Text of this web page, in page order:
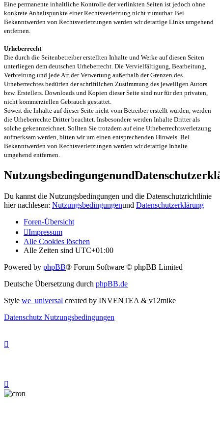
Eine permanente inhaltliche Kontrolle der verlinkten Seiten ist jedoch ohne
konkrete Anhaltspunkte einer Rechtsverletzung nicht zumutbar. Bei
Bekanntwerden von Rechtsverletzungen werden wir derartige Links umgehend
entfernen.
Urheberrecht
Die durch die Seitenbetreiber erstellten Inhalte und Werke auf diesen Seiten
unterliegen dem deutschen Urheberrecht. Die Vervielfältigung, Bearbeitung,
Verbreitung und jede Art der Verwertung außerhalb der Grenzen des
Urheberrechtes bedürfen der schriftlichen Zustimmung des jeweiligen Autors
bzw. Erstellers. Downloads und Kopien dieser Seite sind nur für den privaten,
nicht kommerziellen Gebrauch gestattet.
Soweit die Inhalte auf dieser Seite nicht vom Betreiber erstellt wurden, werden
die Urheberrechte Dritter beachtet. Insbesondere werden Inhalte Dritter als
solche gekennzeichnet. Sollten Sie trotzdem auf eine Urheberrechtsverletzung
aufmerksam werden, bitten wir um einen entsprechenden Hinweis. Bei
Bekanntwerden von Rechtsverletzungen werden wir derartige Inhalte
umgehend entfernen.
Du kannst die Nutzungsbedingungen und die Datenschutzrichtlinie
hier nachlesen: Nutzungsbedingungenund Datenschutzerklärung
Foren-Übersicht
Impressum
Alle Cookies löschen
Alle Zeiten sind UTC+01:00
Powered by phpBB® Forum Software © phpBB Limited
Deutsche Übersetzung durch phpBB.de
Style we_universal created by INVENTEA & v12mike
Datenschutz Nutzungsbedingungen